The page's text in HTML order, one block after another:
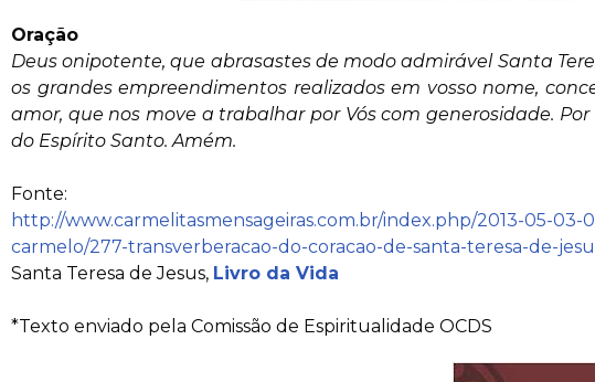
Oração
Deus onipotente, que abrasastes de modo admirável Santa
os grandes empreendimentos realizados em vosso nome,
amor, que nos move a trabalhar por Vós com generosidade.
do Espírito Santo. Amém.
Fonte:
http://www.carmelitasmensageiras.com.br/index.php/2013-05-
carmelo/277-transverberacao-do-coracao-de-santa-teresa-de-
Santa Teresa de Jesus, Livro da Vida
*Texto enviado pela Comissão de Espiritualidade OCDS